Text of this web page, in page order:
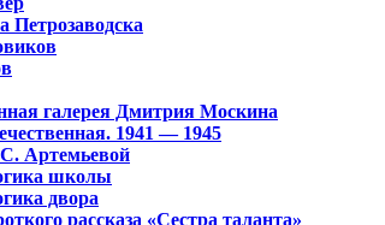
Петрозаводска
галерея Дмитрия Москина
1941 — 1945
Артемьевой
школы
двора
рассказа «Сестра таланта»